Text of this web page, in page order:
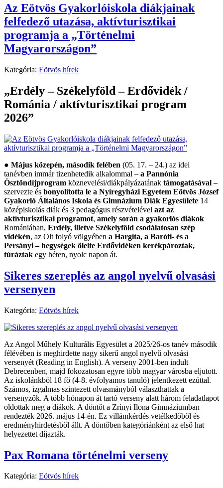
Az Eötvös Gyakorlóiskola diákjainak
felfedező utazása, aktívturisztikai
programja a „Történelmi
Magyarországon”
Kategória: Eötvös hírek
„Erdély – Székelyföld – Erdővidék /
Románia / aktívturisztikai program
2026”
● Május közepén, második felében (05. 17. – 24.) az idei
tanévben immár tizenhetedik alkalommal – a Pannónia
Ösztöndíjprogram köznevelési/diákpályázatának támogatásával –
szervezte és bonyolította le a Nyíregyházi Egyetem Eötvös József
Gyakorló Általános Iskola és Gimnázium Diák Egyesülete 14
középiskolás diák és 3 pedagógus részvételével azt az
aktívturisztikai programot, amely során a gyakorlós diákok
Romániában, Erdély, illetve Székelyföld csodálatosan szép
vidékén, az Olt folyó völgyében a Hargita, a Baróti- és a
Persányi – hegységek ölelte Erdővidéken kerékpároztak,
túráztak egy héten, nyolc napon át.
Sikeres szereplés az angol nyelvű olvasási
versenyen
Kategória: Eötvös hírek
Az Angol Műhely Kulturális Egyesület a 2025/26-os tanév második
félévében is meghirdette nagy sikerű angol nyelvű olvasási
versenyét (Reading in English). A verseny 2001-ben indult
Debrecenben, majd fokozatosan egyre több magyar városba eljutott.
Az iskolánkból 18 fő (4-8. évfolyamos tanuló) jelentkezett ezúttal.
Számos, izgalmas szintezett olvasmányból választhattak a
versenyzők. A több hónapon át tartó verseny alatt három feladatlapot
oldottak meg a diákok. A döntőt a Zrínyi Ilona Gimnáziumban
rendezték 2026. május 14-én. Ez villámkérdés vetélkedőből és
eredményhirdetésből állt. A döntőben kategóriánként az első hat
helyezettet díjazták.
Pax Romana történelmi verseny
Kategória: Eötvös hírek